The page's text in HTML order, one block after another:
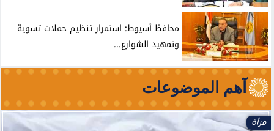
محافظ أسيوط: استمرار تنظيم حملات تسوية
وتمهيد الشوارع...
آهم الموضوعات
مرأة